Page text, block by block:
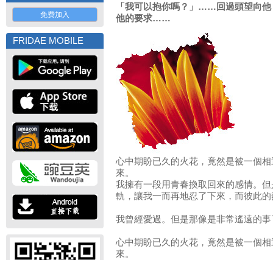
免费加入
FRIDAE MOBILE
「我可以抱你嗎？」……回過頭望向
他的要求……
心中期盼已久的火花，竟然是被一個
來。
我擁有一段用青春換取回來的感情。
軌，讓我一而再地忍了下來，而彼此
我曾經愛過。但是那像是非常遙遠的事
心中期盼已久的火花，竟然是被一個
來。